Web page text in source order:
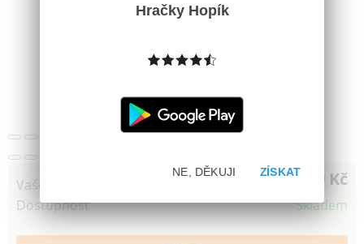
Vaše cena 79 Kč
Dostupnost Skladem
Hračky Hopík
ZÍSKAT
NE, DĚKUJI